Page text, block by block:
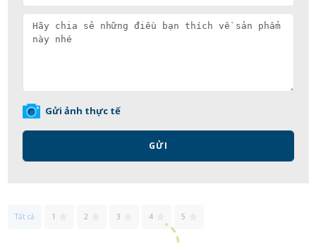
Gửi ảnh thực tế
GỬI
Tất cả 1 2 3 4 5